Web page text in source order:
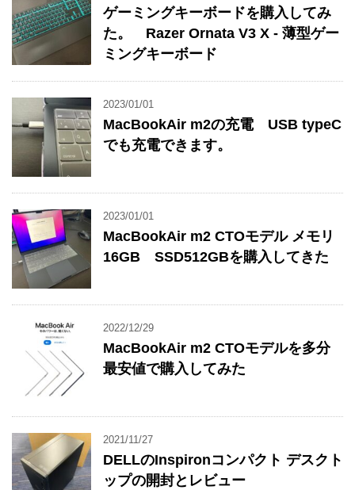
ゲーミングキーボードを購入してみ
た。 Razer Ornata V3 X - 薄型ゲー
ミングキーボード
2023/01/01
MacBookAir m2の充電 USB typeC
でも充電できます。
2023/01/01
MacBookAir m2 CTOモデル メモリ
16GB SSD512GBを購入してきた
2022/12/29
MacBookAir m2 CTOモデルを多分
最安値で購入してみた
2021/11/27
DELLのInspironコンパクト デスクト
ップの開封とレビュー